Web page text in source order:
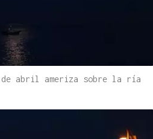
de abril ameriza sobre la ría